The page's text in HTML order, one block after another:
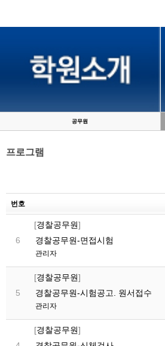
공무원
프로그램
번호
6
[경찰공무원]
경찰공무원-면접시험
관리자
5
[경찰공무원]
경찰공무원-시험공고. 원서접수
관리자
[경찰공무원]